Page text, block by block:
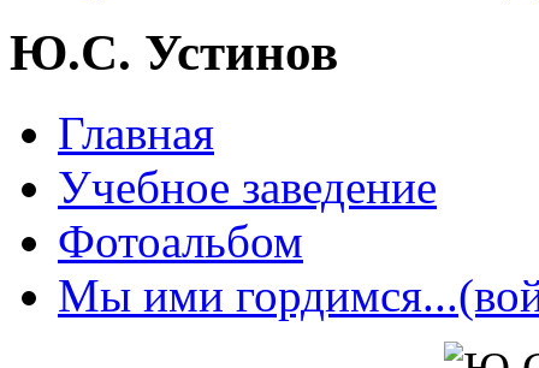
Ю.С. Устинов
Главная
Учебное заведение
Фотоальбом
Мы ими